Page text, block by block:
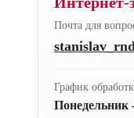
Почта для
График
Понедельник